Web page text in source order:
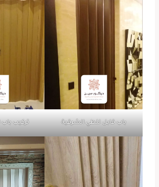
باب قابل للطي الشرقية تركيب باب